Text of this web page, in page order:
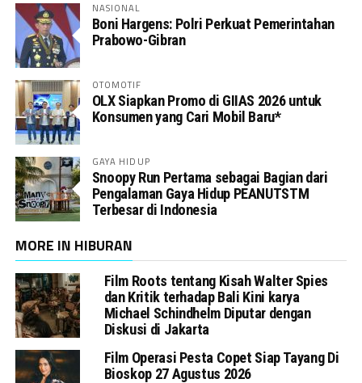
NASIONAL
Boni Hargens: Polri Perkuat Pemerintahan
Prabowo-Gibran
OTOMOTIF
OLX Siapkan Promo di GIIAS 2026 untuk
Konsumen yang Cari Mobil Baru*
GAYA HIDUP
Snoopy Run Pertama sebagai Bagian dari
Pengalaman Gaya Hidup PEANUTSTM
Terbesar di Indonesia
MORE IN HIBURAN
Film Roots tentang Kisah Walter Spies
dan Kritik terhadap Bali Kini karya
Michael Schindhelm Diputar dengan
Diskusi di Jakarta
Film Operasi Pesta Copet Siap Tayang Di
Bioskop 27 Agustus 2026